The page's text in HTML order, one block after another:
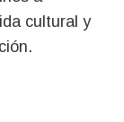
cultural y